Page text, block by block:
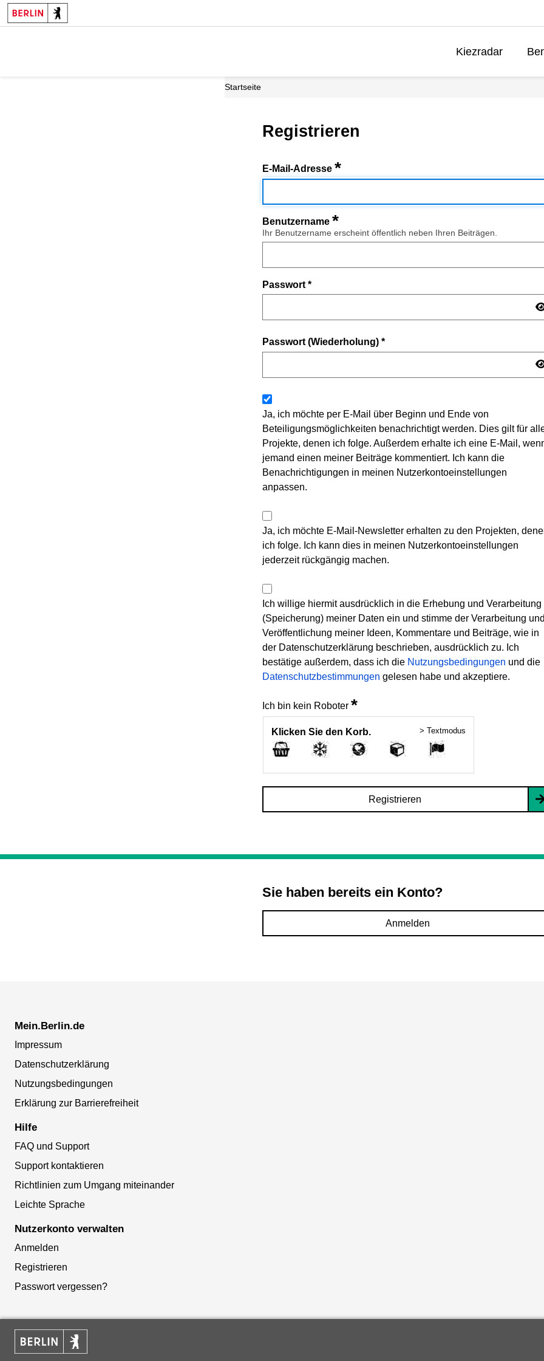
Kiezradar
Startseite
Registrieren
E-Mail-Adresse *
Benutzername *
Ihr Benutzername erscheint öffentlich neben Ihren Beiträgen.
Passwort *
Passwort (Wiederholung) *
Ja, ich möchte per E-Mail über Beginn und Ende von
Beteiligungsmöglichkeiten benachrichtigt werden. Dies gilt für
Projekte, denen ich folge. Außerdem erhalte ich eine E-Mail,
jemand einen meiner Beiträge kommentiert. Ich kann die
Benachrichtigungen in meinen Nutzerkontoeinstellungen
anpassen.
Ja, ich möchte E-Mail-Newsletter erhalten zu den Projekten,
ich folge. Ich kann dies in meinen Nutzerkontoeinstellungen
jederzeit rückgängig machen.
Ich willige hiermit ausdrücklich in die Erhebung und Verarbeitung
(Speicherung) meiner Daten ein und stimme der Verarbeitung und
Veröffentlichung meiner Ideen, Kommentare und Beiträge, wie in
der Datenschutzerklärung beschrieben, ausdrücklich zu. Ich
bestätige außerdem, dass ich die Nutzungsbedingungen und die
Datenschutzbestimmungen gelesen habe und akzeptiere.
Ich bin kein Roboter *
Klicken Sie den Korb. > Textmodus
Registrieren
Sie haben bereits ein Konto?
Anmelden
Mein.Berlin.de
Impressum
Datenschutzerklärung
Nutzungsbedingungen
Erklärung zur Barrierefreiheit
Hilfe
FAQ und Support
Support kontaktieren
Richtlinien zum Umgang miteinander
Leichte Sprache
Nutzerkonto verwalten
Anmelden
Registrieren
Passwort vergessen?